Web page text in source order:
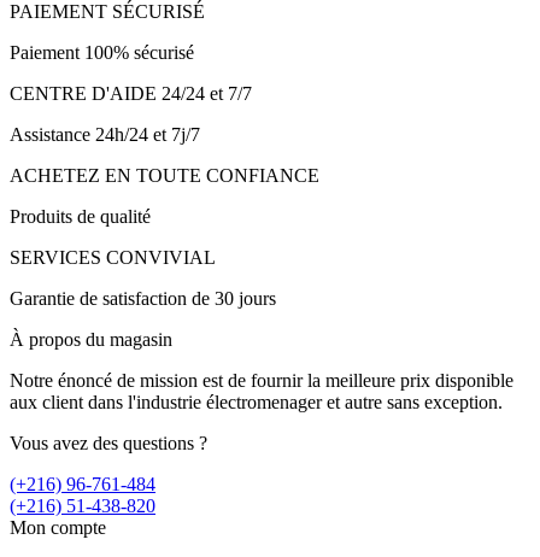
PAIEMENT SÉCURISÉ
Paiement 100% sécurisé
CENTRE D'AIDE 24/24 et 7/7
Assistance 24h/24 et 7j/7
ACHETEZ EN TOUTE CONFIANCE
Produits de qualité
SERVICES CONVIVIAL
Garantie de satisfaction de 30 jours
À propos du magasin
Notre énoncé de mission est de fournir la meilleure prix disponible
aux client dans l'industrie électromenager et autre sans exception.
Vous avez des questions ?
(+216) 96-761-484
(+216) 51-438-820
Mon compte